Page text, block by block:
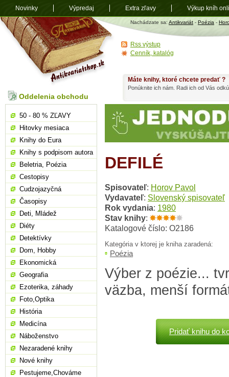
Antikvariát
shop.sk
Nachádzate sa: Antikvariát - Poézia -
DEFILÉ
Spisovateľ: Horov Pavol
Vydavateľ: Slovenský spisovateľ
Rok vydania: 1980
Stav knihy:
Katalogové číslo: O2186
Kategória v ktorej je kniha zaradená:
Poézia
Výber z poézie...
väzba, menší
Pridať knihu do
Máte knihy, ktoré chcete predať ?
Ponúknite ich nám. Radi ich od Vás
Oddelenia obchodu
50 - 80 % ZĽAVY
Hitovky mesiaca
Knihy do Eura
Knihy s podpisom autora
Beletria, Poézia
Cestopisy
Cudzojazyčná
Časopisy
Deti, Mládež
Diéty
Detektívky
Dom, Hobby
Ekonomická
Geografia
Ezoterika, záhady
Foto,Optika
História
Medicína
Náboženstvo
Nezaradené knihy
Nové knihy
Pestujeme,Chováme
Rss výstup
Cenník, katalóg
Novinky Výpredaj Extra zľavy Výkup kníh